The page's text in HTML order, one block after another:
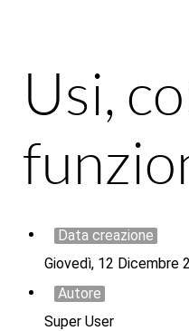
Usi,
Data creazione
Giovedì, 12 Dicembre
Autore
Super User